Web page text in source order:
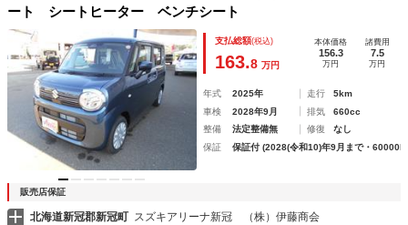
ート シートヒーター ベンチシート
支払総額(税込)
163.8 万円
本体価格
156.3
万円
諸費用
7.5
万円
年式 2025年 走行
5km
車検
2028年9月 排気
660cc
整備
法定整備無 修復
なし
保証
保証付 (2028(令和10)年9月まで・
販売店保証
北海道新冠郡新冠町 スズキアリーナ新冠 （株）伊藤商会